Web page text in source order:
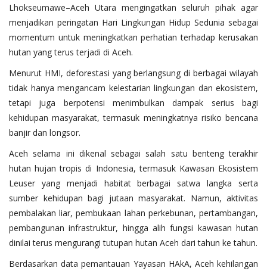
Tentang Kami
Login
Daftar
Lhokseumawe–Aceh Utara mengingatkan seluruh pihak agar
menjadikan peringatan Hari Lingkungan Hidup Sedunia sebagai
momentum untuk meningkatkan perhatian terhadap kerusakan
hutan yang terus terjadi di Aceh.
Menurut HMI, deforestasi yang berlangsung di berbagai wilayah
tidak hanya mengancam kelestarian lingkungan dan ekosistem,
tetapi juga berpotensi menimbulkan dampak serius bagi
kehidupan masyarakat, termasuk meningkatnya risiko bencana
banjir dan longsor.
Aceh selama ini dikenal sebagai salah satu benteng terakhir
hutan hujan tropis di Indonesia, termasuk Kawasan Ekosistem
Leuser yang menjadi habitat berbagai satwa langka serta
sumber kehidupan bagi jutaan masyarakat. Namun, aktivitas
pembalakan liar, pembukaan lahan perkebunan, pertambangan,
pembangunan infrastruktur, hingga alih fungsi kawasan hutan
dinilai terus mengurangi tutupan hutan Aceh dari tahun ke tahun.
Berdasarkan data pemantauan Yayasan HAkA, Aceh kehilangan